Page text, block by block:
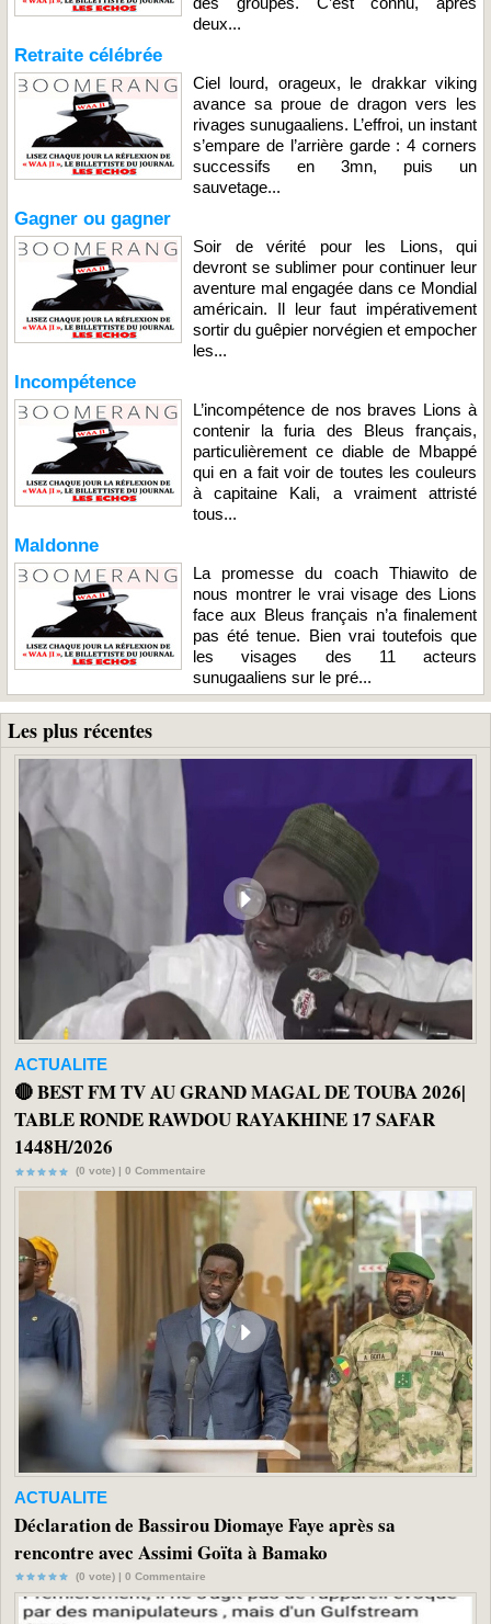
deux...
Retraite célébrée
Ciel lourd, orageux, le drakkar viking
avance sa proue de dragon vers les
rivages sunugaaliens. L’effroi, un instant
s’empare de l’arrière garde : 4 corners
successifs en 3mn, puis un
sauvetage...
Gagner ou gagner
Soir de vérité pour les Lions, qui
devront se sublimer pour continuer leur
aventure mal engagée dans ce Mondial
américain. Il leur faut impérativement
sortir du guêpier norvégien et empocher
les...
Incompétence
L’incompétence de nos braves Lions à
contenir la furia des Bleus français,
particulièrement ce diable de Mbappé
qui en a fait voir de toutes les couleurs
à capitaine Kali, a vraiment attristé
tous...
Maldonne
La promesse du coach Thiawito de
nous montrer le vrai visage des Lions
face aux Bleus français n’a finalement
pas été tenue. Bien vrai toutefois que
les visages des 11 acteurs
sunugaaliens sur le pré...
Les plus récentes
ACTUALITE
🔴 BEST FM TV AU GRAND MAGAL DE TOUBA 2026|
TABLE RONDE RAWDOU RAYAKHINE 17 SAFAR
1448H/2026
(0 vote) | 0 Commentaire
ACTUALITE
Déclaration de Bassirou Diomaye Faye après sa
rencontre avec Assimi Goïta à Bamako
(0 vote) | 0 Commentaire